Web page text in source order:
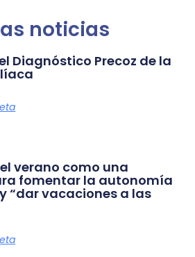
noticias
Diagnóstico Precoz de la
verano como una
fomentar la autonomía
“dar vacaciones a las